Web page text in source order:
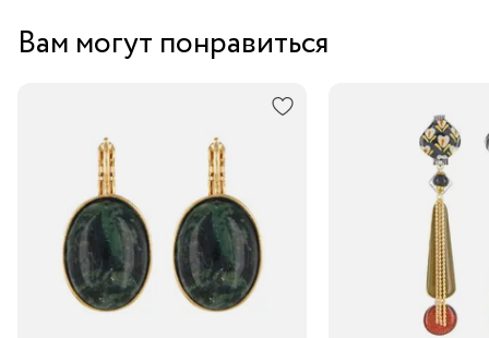
Вам могут понравиться